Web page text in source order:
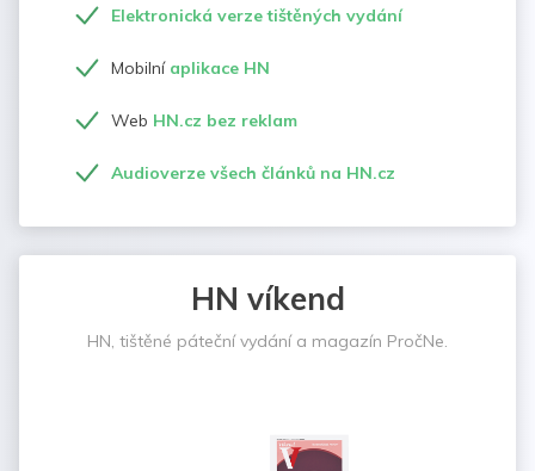
Elektronická verze tištěných vydání
Mobilní aplikace HN
Web HN.cz bez reklam
Audioverze všech článků na HN.cz
HN víkend
HN, tištěné páteční vydání a magazín PročNe.